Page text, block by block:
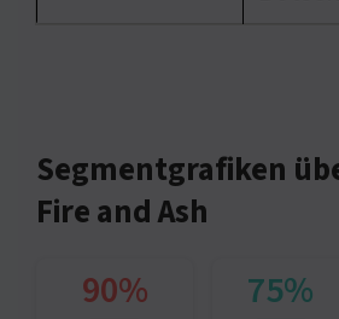
Segmentgrafiken
Fire and Ash
90% 75%